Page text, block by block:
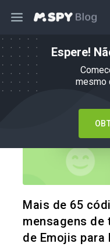
Espere!
mesmo
Mais de 65
mensagens
de Emojis para